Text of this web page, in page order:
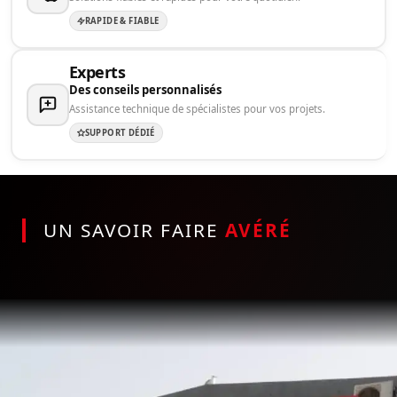
RAPIDE & FIABLE
Experts
Des conseils personnalisés
Assistance technique de spécialistes pour vos projets.
SUPPORT DÉDIÉ
UN SAVOIR FAIRE AVÉRÉ